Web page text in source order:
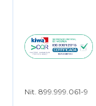
Nit. 899.999.061-9